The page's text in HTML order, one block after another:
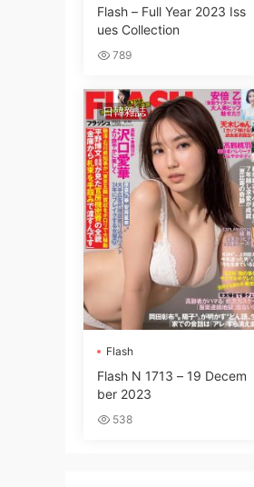
Flash – Full Year 2023 Iss
ues Collection
789
日韓雜誌
Flash
Flash N 1713 – 19 Decem
ber 2023
538